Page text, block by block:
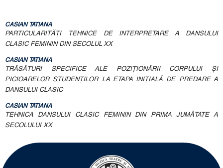
CASIAN TATIANA
PARTICULARITĂȚI TEHNICE DE INTERPRETARE A DANSULUI
CLASIC FEMININ DIN SECOLUL XX
CASIAN TATIANA
TRĂSĂTURI SPECIFICE ALE POZIŢIONĂRII CORPULUI ȘI
PICIOARELOR STUDENŢILOR LA ETAPA INIŢIALĂ DE PREDARE A
DANSULUI CLASIC
CASIAN TATIANA
TEHNICA DANSULUI CLASIC FEMININ DIN PRIMA JUMĂTATE A
SECOLULUI XX